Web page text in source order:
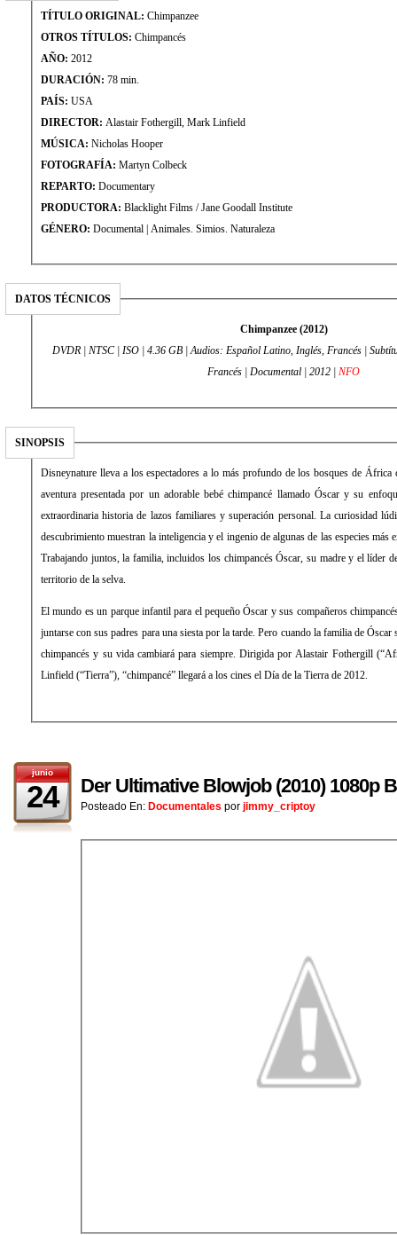
TÍTULO ORIGINAL: Chimpanzee
OTROS TÍTULOS: Chimpancés
AÑO: 2012
DURACIÓN: 78 min.
PAÍS: USA
DIRECTOR: Alastair Fothergill, Mark Linfield
MÚSICA: Nicholas Hooper
FOTOGRAFÍA: Martyn Colbeck
REPARTO: Documentary
PRODUCTORA: Blacklight Films / Jane Goodall Institute
GÉNERO: Documental | Animales. Simios. Naturaleza
DATOS TÉCNICOS
Chimpanzee (2012)
DVDR | NTSC | ISO | 4.36 GB | Audios: Español Latino, Inglés, Francés |
Francés | Documental | 2012 | NFO
SINOPSIS
Disneynature lleva a los espectadores a lo más profundo de los bosques de África
aventura presentada por un adorable bebé chimpancé llamado Óscar y su
extraordinaria historia de lazos familiares y superación personal. La curiosidad
descubrimiento muestran la inteligencia y el ingenio de algunas de las especies más
Trabajando juntos, la familia, incluidos los chimpancés Óscar, su madre y el líder
territorio de la selva.
El mundo es un parque infantil para el pequeño Óscar y sus compañeros
juntarse con sus padres para una siesta por la tarde. Pero cuando la familia de Óscar
chimpancés y su vida cambiará para siempre. Dirigida por Alastair Fothergill
Linfield (“Tierra”), “chimpancé” llegará a los cines el Día de la Tierra de 2012.
junio
24 Der Ultimative Blowjob (2010) 1080p
Posteado En: Documentales por jimmy_criptoy